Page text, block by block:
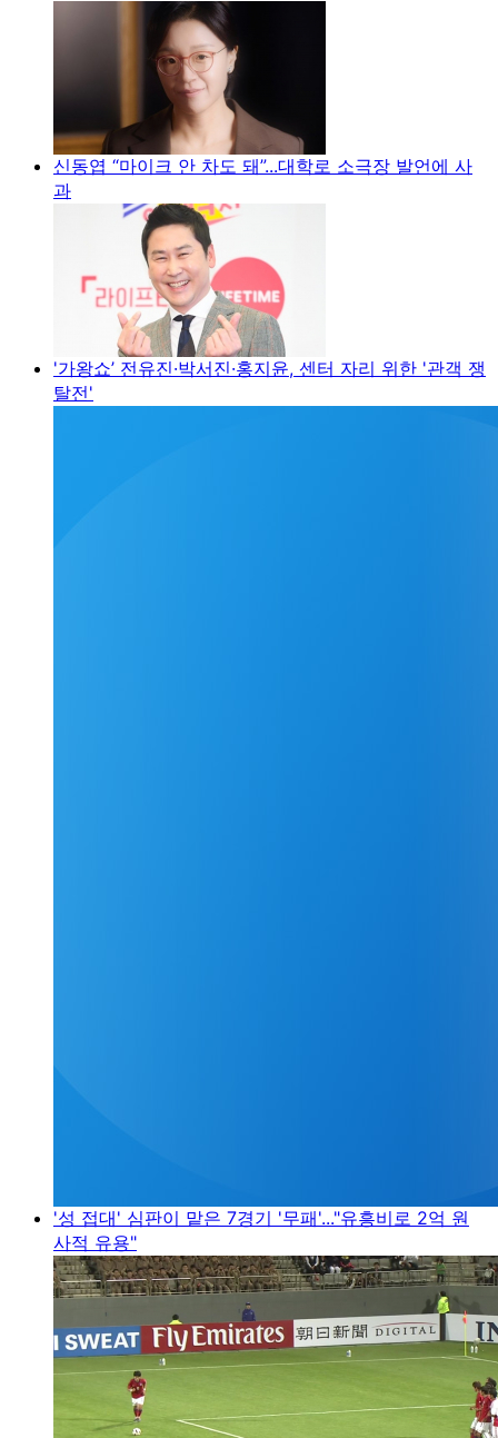
신동엽 “마이크 안 차도 돼”...대학로 소극장 발언에 사
과
'가왕쇼’ 전유진·박서진·홍지윤, 센터 자리 위한 '관객 쟁
탈전'
'성 접대' 심판이 맡은 7경기 '무패'..."유흥비로 2억 원
사적 유용"